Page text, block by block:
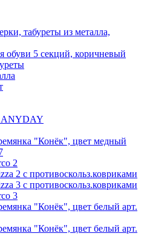
табуреты из металла,
обуви 5 секций, коричневый
ANYDAY
"Конёк", цвет медный
2
2 с противоскольз.ковриками
3 с противоскольз.ковриками
3
"Конёк", цвет белый арт.
"Конёк", цвет белый арт.